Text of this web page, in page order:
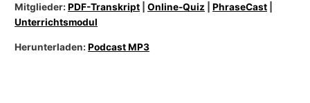
Mitglieder:PDF-Transkript |Online-Quiz |PhraseCast
Unterrichtsmodul
Herunterladen:Podcast MP3